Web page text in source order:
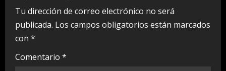
e
R
e
Tu dirección de correo electrónico no será
publicada. Los campos obligatorios están marcados
con *
Comentario *